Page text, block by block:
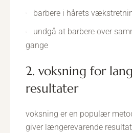
barbere i hårets
undgå at barbere over
gange
2. voksning for langvarige
resultater
voksning er en populær
giver længerevarende